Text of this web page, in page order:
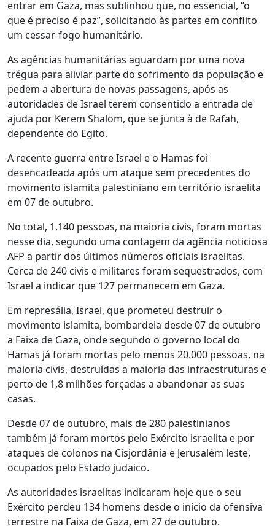
entrar em Gaza, mas sublinhou que, no essencial, “o
que é preciso é paz”, solicitando às partes em conflito
um cessar-fogo humanitário.
As agências humanitárias aguardam por uma nova
trégua para aliviar parte do sofrimento da população e
pedem a abertura de novas passagens, após as
autoridades de Israel terem consentido a entrada de
ajuda por Kerem Shalom, que se junta à de Rafah,
dependente do Egito.
A recente guerra entre Israel e o Hamas foi
desencadeada após um ataque sem precedentes do
movimento islamita palestiniano em território israelita
em 07 de outubro.
No total, 1.140 pessoas, na maioria civis, foram mortas
nesse dia, segundo uma contagem da agência noticiosa
AFP a partir dos últimos números oficiais israelitas.
Cerca de 240 civis e militares foram sequestrados, com
Israel a indicar que 127 permanecem em Gaza.
Em represália, Israel, que prometeu destruir o
movimento islamita, bombardeia desde 07 de outubro
a Faixa de Gaza, onde segundo o governo local do
Hamas já foram mortas pelo menos 20.000 pessoas, na
maioria civis, destruídas a maioria das infraestruturas e
perto de 1,8 milhões forçadas a abandonar as suas
casas.
Desde 07 de outubro, mais de 280 palestinianos
também já foram mortos pelo Exército israelita e por
ataques de colonos na Cisjordânia e Jerusalém leste,
ocupados pelo Estado judaico.
As autoridades israelitas indicaram hoje que o seu
Exército perdeu 134 homens desde o início da ofensiva
terrestre na Faixa de Gaza, em 27 de outubro.